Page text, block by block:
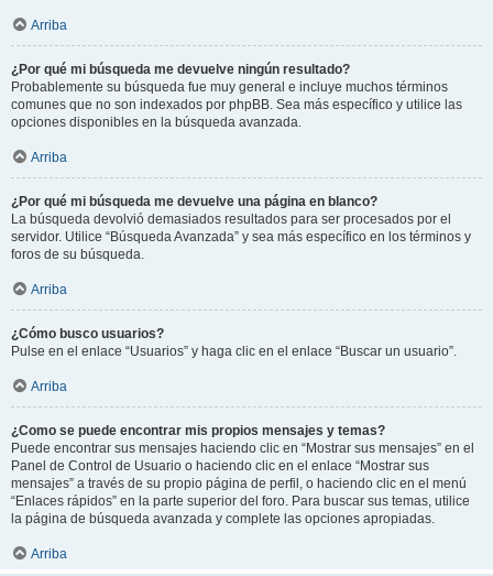
Arriba
¿Por qué mi búsqueda me devuelve ningún resultado?
Probablemente su búsqueda fue muy general e incluye muchos términos
comunes que no son indexados por phpBB. Sea más específico y utilice las
opciones disponibles en la búsqueda avanzada.
Arriba
¿Por qué mi búsqueda me devuelve una página en blanco?
La búsqueda devolvió demasiados resultados para ser procesados por el
servidor. Utilice “Búsqueda Avanzada” y sea más específico en los términos y
foros de su búsqueda.
Arriba
¿Cómo busco usuarios?
Pulse en el enlace “Usuarios” y haga clic en el enlace “Buscar un usuario”.
Arriba
¿Como se puede encontrar mis propios mensajes y temas?
Puede encontrar sus mensajes haciendo clic en “Mostrar sus mensajes” en el
Panel de Control de Usuario o haciendo clic en el enlace “Mostrar sus
mensajes” a través de su propio página de perfil, o haciendo clic en el menú
“Enlaces rápidos” en la parte superior del foro. Para buscar sus temas, utilice
la página de búsqueda avanzada y complete las opciones apropiadas.
Arriba